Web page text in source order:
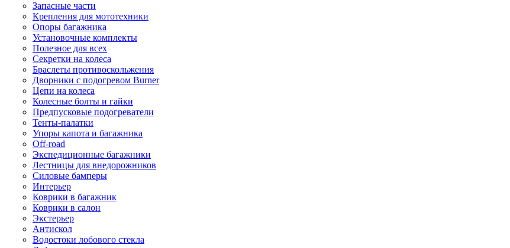
Запасные части
Крепления для мототехники
Опоры багажника
Установочные комплекты
Полезное для всех
Секретки на колеса
Браслеты противоскольжения
Дворники с подогревом Burner
Цепи на колеса
Колесные болты и гайки
Предпусковые подогреватели
Тенты-палатки
Упоры капота и багажника
Off-road
Экспедиционные багажники
Лестницы для внедорожников
Силовые бамперы
Интерьер
Коврики в багажник
Коврики в салон
Экстерьер
Антискол
Водостоки лобового стекла